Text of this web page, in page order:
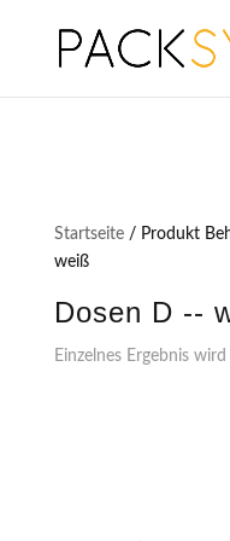
Startseite/ Produkt
weiß
Dosen D --
Einzelnes Ergebnis